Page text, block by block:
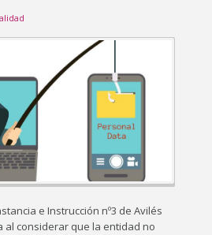
e Instrucción nº3 de Avilés
al considerar que la entidad no